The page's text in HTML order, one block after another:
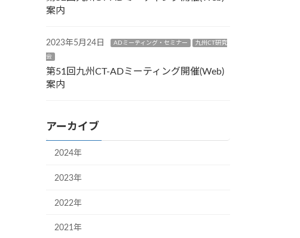
案内
2023年5月24日 ADミーティング・セミナー 九州CT研究
会
第51回九州CT-ADミーティング開催(Web)
案内
アーカイブ
2024年
2023年
2022年
2021年